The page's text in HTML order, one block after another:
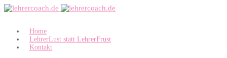
Home
LehrerLust statt LehrerFrust
Kontakt